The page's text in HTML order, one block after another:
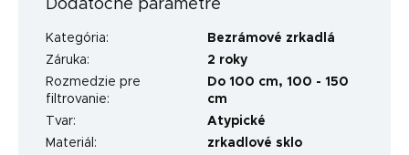
Dodatočné parametre
Kategória:
Bezrámové zrkadlá
Záruka:
2 roky
Rozmedzie pre
filtrovanie:
Do 100 cm, 100 - 150
cm
Tvar:
Atypické
Materiál : zrkadlové sklo